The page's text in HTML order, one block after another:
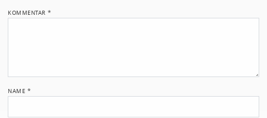
KOMMENTAR*
NAME *